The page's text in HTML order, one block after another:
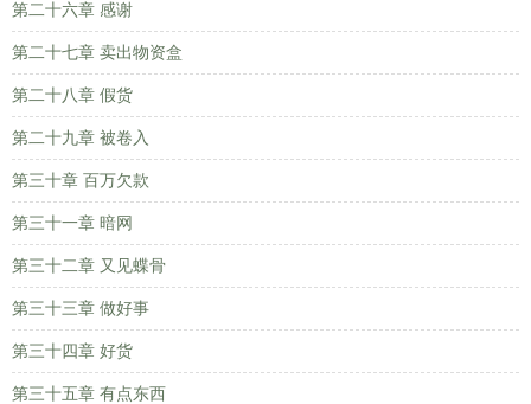
第二十六章 感谢
第二十七章 卖出物资盒
第二十八章 假货
第二十九章 被卷入
第三十章 百万欠款
第三十一章 暗网
第三十二章 又见蝶骨
第三十三章 做好事
第三十四章 好货
第三十五章 有点东西